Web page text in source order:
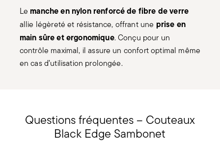
allie légèreté et résistance, offrant une prise en
main sûre et ergonomique . Conçu pour un
contrôle maximal, il assure un confort optimal même
en cas d’utilisation prolongée.
Black Edge Sambonet